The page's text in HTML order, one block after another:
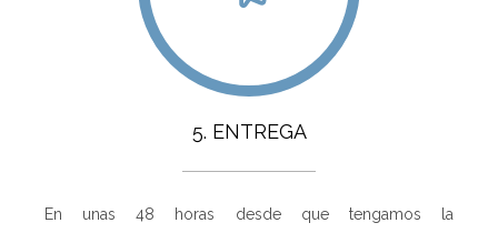
5. ENTREGA
En unas 48 horas desde que tengamos la